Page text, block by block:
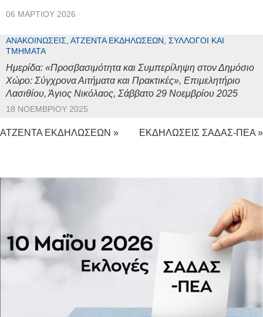
06 ΜΑΡΤΊΟΥ 2026
ΑΝΑΚΟΙΝΏΣΕΙΣ, ΑΤΖΈΝΤΑ ΕΚΔΗΛΏΣΕΩΝ, ΣΎΛΛΟΓΟΙ ΚΑΙ
ΤΜΉΜΑΤΑ
Ημερίδα: «Προσβασιμότητα και Συμπερίληψη στον Δημόσιο
Χώρο: Σύγχρονα Αιτήματα και Πρακτικές», Επιμελητήριο
Λασιθίου, Άγιος Νικόλαος, Σάββατο 29 Νοεμβρίου 2025
18 ΝΟΕΜΒΡΊΟΥ 2025
ΑΤΖΕΝΤΑ ΕΚΔΗΛΩΣΕΩΝ » ΕΚΔΗΛΩΣΕΙΣ ΣΑΔΑΣ-ΠΕΑ »